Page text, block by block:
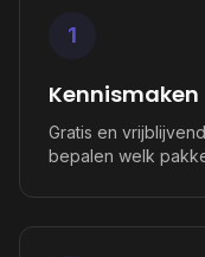
1
Kennismaken
Gratis en
bepalen welk